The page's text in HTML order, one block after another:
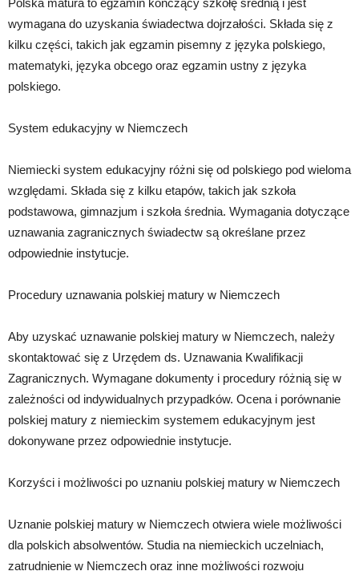
Polska matura to egzamin kończący szkołę średnią i jest
wymagana do uzyskania świadectwa dojrzałości. Składa się z
kilku części, takich jak egzamin pisemny z języka polskiego,
matematyki, języka obcego oraz egzamin ustny z języka
polskiego.
System edukacyjny w Niemczech
Niemiecki system edukacyjny różni się od polskiego pod wieloma
względami. Składa się z kilku etapów, takich jak szkoła
podstawowa, gimnazjum i szkoła średnia. Wymagania dotyczące
uznawania zagranicznych świadectw są określane przez
odpowiednie instytucje.
Procedury uznawania polskiej matury w Niemczech
Aby uzyskać uznawanie polskiej matury w Niemczech, należy
skontaktować się z Urzędem ds. Uznawania Kwalifikacji
Zagranicznych. Wymagane dokumenty i procedury różnią się w
zależności od indywidualnych przypadków. Ocena i porównanie
polskiej matury z niemieckim systemem edukacyjnym jest
dokonywane przez odpowiednie instytucje.
Korzyści i możliwości po uznaniu polskiej matury w Niemczech
Uznanie polskiej matury w Niemczech otwiera wiele możliwości
dla polskich absolwentów. Studia na niemieckich uczelniach,
zatrudnienie w Niemczech oraz inne możliwości rozwoju